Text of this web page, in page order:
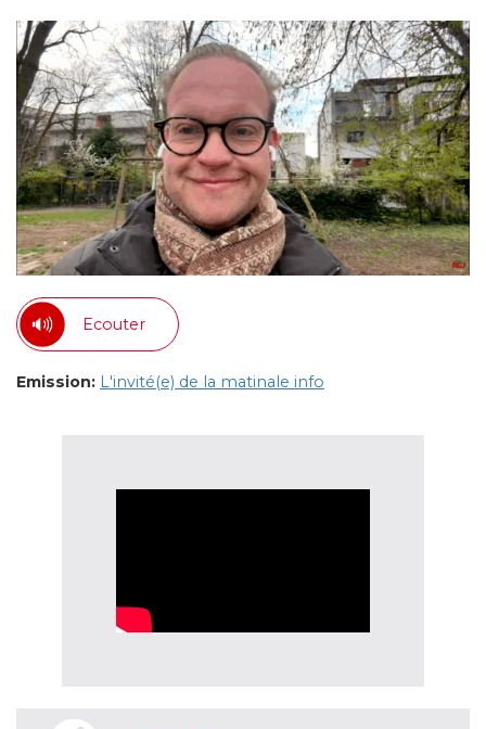
Ecouter
Emission: L'invité(e) de la matinale info